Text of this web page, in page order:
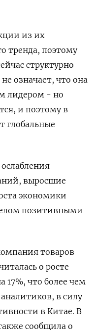
из их
тренда, поэтому
структурно
означает, что она
лидером - но
и поэтому в
глобальные
выросшие
экономики
позитивными
товаров
о росте
17%, что более чем
в силу
в Китае. В
сообщила о